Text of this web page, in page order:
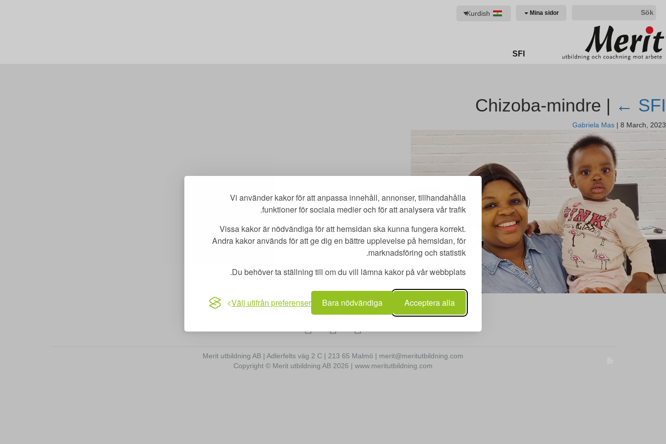
Vi använder kakor för att anpassa innehåll, annonser, tillhandahålla
funktioner för sociala medier och för att analysera vår trafik.
Vissa kakor är nödvändiga för att hemsidan ska kunna fungera korrekt.
Andra kakor används för att ge dig en bättre upplevelse på hemsidan, för
marknadsföring och statistik.
Du behöver ta ställning till om du vill lämna kakor på vår webbplats.
Acceptera alla
Bara nödvändiga
Välj utifrån preferenser
Mina sidor
Kurdish
SFI
Chizoba-mindre | ← SFI
Gabriela Mas | 8 March, 2023
Merit utbildning AB | Adlerfelts väg 2 C | 213 65 Malmö | merit@meritutbildning.com
Copyright © Merit utbildning AB 2026 | www.meritutbildning.com